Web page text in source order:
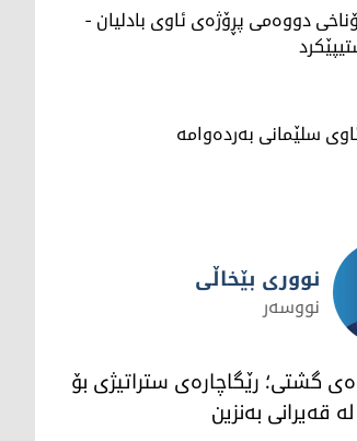
دووەمی پڕۆژەی ئاوی بادلیان -
سلێمانی بەردەوامە
نووری بێخاڵی
نووسەر
گشتی؛ رێگاچارەی ستراتیژی بۆ
قەیرانی بەنزین